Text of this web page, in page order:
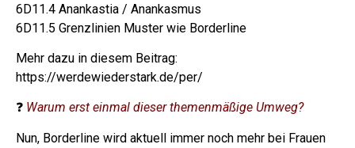
6D11.4 Anankastia / Anankasmus
6D11.5 Grenzlinien Muster wie Borderline
Mehr dazu in diesem Beitrag:
https://werdewiederstark.de/per/
❓ Warum erst einmal dieser themenmäßige Umweg?
Nun, Borderline wird aktuell immer noch mehr bei Frauen